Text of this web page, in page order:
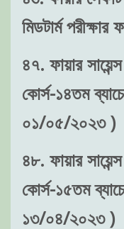
মিডটার্ম
৪৭. ফায়ার
কোর্স-১৪তম
০১/০৫/২০২৩ )
৪৮. ফায়ার
কোর্স-১৫তম
১৩/০৪/২০২৩ )